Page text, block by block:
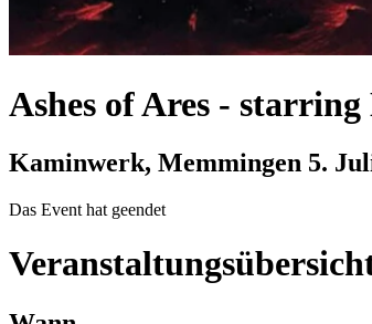
Ashes of Ares -
Kaminwerk, Memmingen 5.
Das Event hat geendet